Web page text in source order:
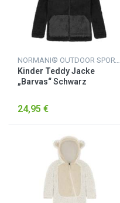
NORMANI® OUTDOOR SPORTS
Kinder Teddy Jacke
„Barvas“ Schwarz
24,95 €